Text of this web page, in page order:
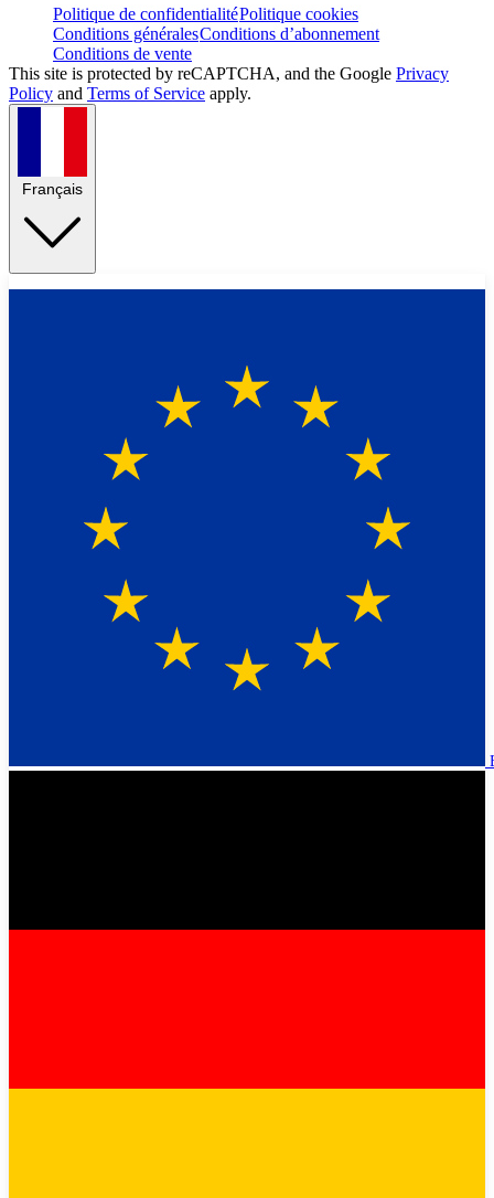
Politique de confidentialitéPolitique cookies
Conditions généralesConditions d’abonnement
Conditions de vente
This site is protected by reCAPTCHA, and the Google Privacy
Policy and Terms of Service apply.
Français